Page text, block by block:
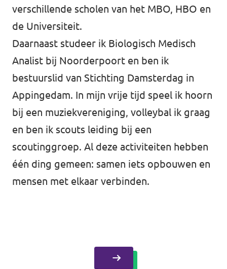
verschillende scholen van het MBO, HBO en
de Universiteit.
Daarnaast studeer ik Biologisch Medisch
Analist bij Noorderpoort en ben ik
bestuurslid van Stichting Damsterdag in
Appingedam. In mijn vrije tijd speel ik hoorn
bij een muziekvereniging, volleybal ik graag
en ben ik scouts leiding bij een
scoutinggroep. Al deze activiteiten hebben
één ding gemeen: samen iets opbouwen en
mensen met elkaar verbinden.